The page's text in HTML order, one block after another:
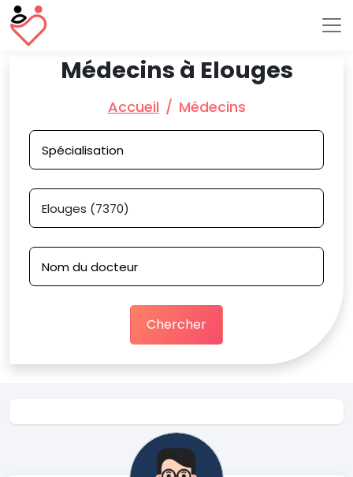
Médecins à Elouges
Accueil Médecins
Chercher